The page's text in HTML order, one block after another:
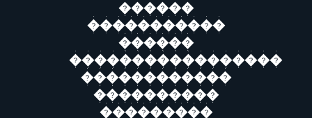
������
�����������
������
�����������������
������������
����������
���������